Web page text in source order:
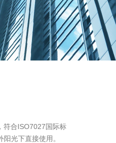
符合ISO7027国际标
光下直接使用。